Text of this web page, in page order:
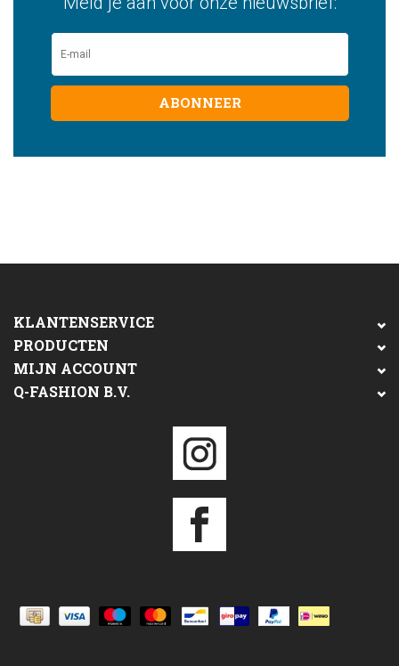
ABONNEER
KLANTENSERVICE
PRODUCTEN
MIJN ACCOUNT
Q-FASHION B.V.